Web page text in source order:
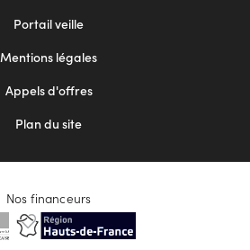
Portail veille
Mentions légales
Appels d'offres
Plan du site
Nos financeurs